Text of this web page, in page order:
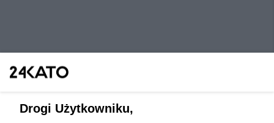
Drogi Użytkowniku,